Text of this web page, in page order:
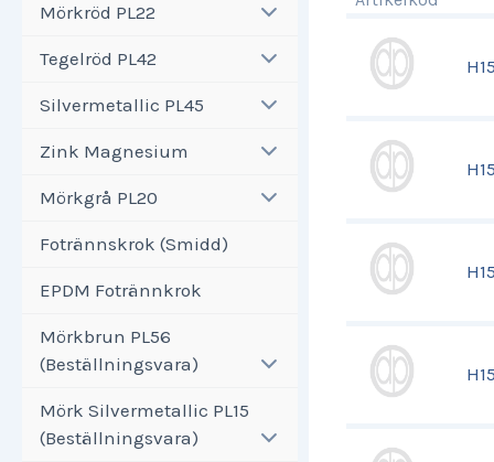
Mörkröd PL22
Tegelröd PL42
Silvermetallic PL45
Zink Magnesium
Mörkgrå PL20
Fotrännskrok (Smidd)
EPDM Fotrännkrok
Mörkbrun PL56
(Beställningsvara)
Mörk Silvermetallic PL15
(Beställningsvara)